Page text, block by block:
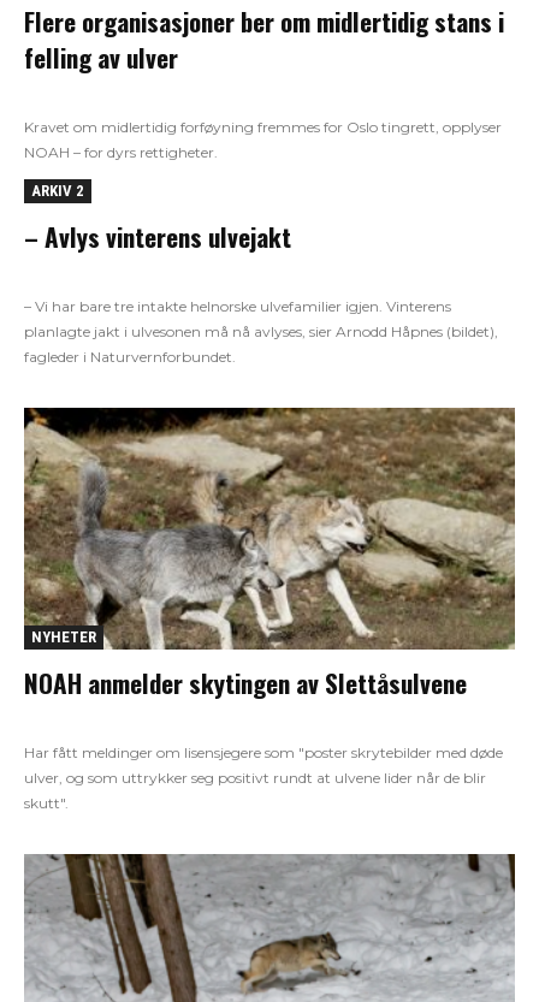
Flere organisasjoner ber om midlertidig stans i
felling av ulver
Kravet om midlertidig forføyning fremmes for Oslo tingrett, opplyser
NOAH – for dyrs rettigheter.
ARKIV 2
– Avlys vinterens ulvejakt
– Vi har bare tre intakte helnorske ulvefamilier igjen. Vinterens
planlagte jakt i ulvesonen må nå avlyses, sier Arnodd Håpnes (bildet),
fagleder i Naturvernforbundet.
NYHETER
NOAH anmelder skytingen av Slettåsulvene
Har fått meldinger om lisensjegere som "poster skrytebilder med døde
ulver, og som uttrykker seg positivt rundt at ulvene lider når de blir
skutt".